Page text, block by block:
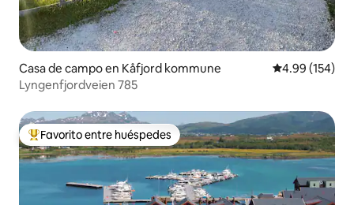
Casa de campo en Kåfjord kommune Calificación
4.99 (154)
Lyngenfjordveien 785
Favorito entre huéspedes preferido
Favorito entre huéspedes